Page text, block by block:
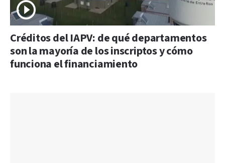
Créditos del IAPV: de qué departamentos
son la mayoría de los inscriptos y cómo
funciona el financiamiento